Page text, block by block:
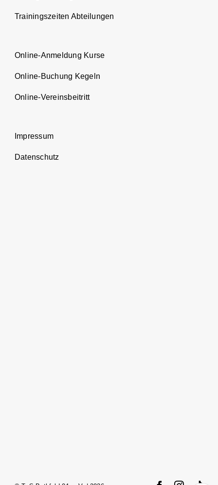
Trainingszeiten Abteilungen
Online-Anmeldung Kurse
Online-Buchung Kegeln
Online-Vereinsbeitritt
Impressum
Datenschutz